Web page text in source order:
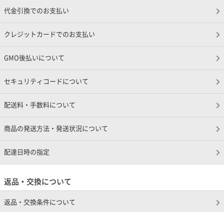
代金引換でのお支払い
クレジットカードでのお支払い
GMO後払いについて
セキュリティコードについて
配送料・手数料について
商品の発送方法・発送状況について
配達日時の指定
返品・交換について
返品・交換条件について